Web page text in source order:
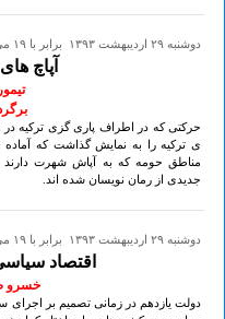
دوشنبه ۲۹ ارديبهشت ۱۳۹۳ برابر با ۱۹ می ۲۰۱۴
آپاچ
حرکتی که در اطراف پاری گزی ترکیه
ی ترکیه را به نمایش گذاشت که
مناطق حومه که به آپاش شهرت
جدیدی از رمان نویسان شده اند.
دوشنبه ۲۹ ارديبهشت ۱۳۹۳ برابر با ۱۹ می ۲۰۱۴
اقتصاد
خسرو
دولت یازدهم در زمانی تصمیم بر